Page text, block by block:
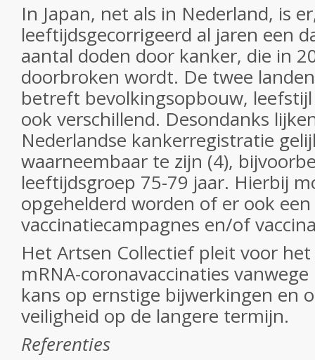
In Japan, net als in Nederland, is
leeftijdsgecorrigeerd al jaren een
aantal doden door kanker, die in
doorbroken wordt. De twee
betreft bevolkingsopbouw,
ook verschillend. Desondanks
Nederlandse kankerregistratie
waarneembaar te zijn (4),
leeftijdsgroep 75-79 jaar. Hierbij
opgehelderd worden of er ook
vaccinatiecampagnes en/of
Het Artsen Collectief pleit voor
mRNA-coronavaccinaties
kans op ernstige bijwerkingen en
veiligheid op de langere termijn.
Referenties